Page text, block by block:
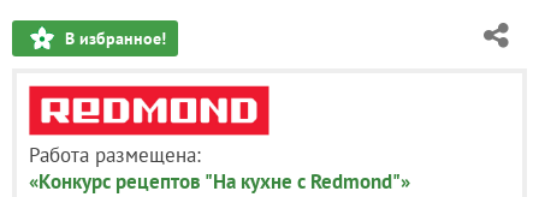
В избранное!
Работа размещена:
«Конкурс рецептов "На кухне с Redmond"»